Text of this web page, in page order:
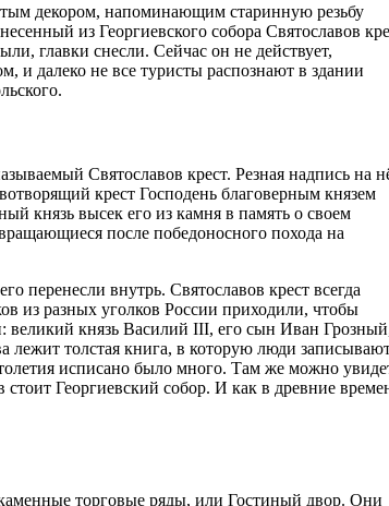
декором, напоминающим старинную резьбу
из Георгиевского собора Святославов
главки снесли. Сейчас он не действует,
и далеко не все туристы распознают в здании
Святославов крест. Резная надпись на
крест Господень благоверным князем
князь высек его из камня в память о своем
после победоносного похода на
перенесли внутрь. Святославов крест всегда
из разных уголков России приходили, чтобы
великий князь Василий III, его сын Иван
толстая книга, в которую люди
исписано было много. Там же можно
стоит Георгиевский собор. И как в древние
торговые ряды, или Гостиный двор. Они